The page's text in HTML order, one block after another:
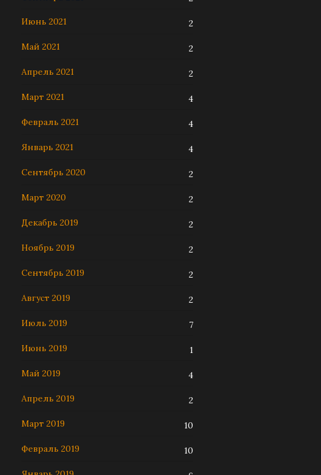
Июнь 2021 2
Май 2021 2
Апрель 2021 2
Март 2021 4
Февраль 2021 4
Январь 2021 4
Сентябрь 2020 2
Март 2020 2
Декабрь 2019 2
Ноябрь 2019 2
Сентябрь 2019 2
Август 2019 2
Июль 2019 7
Июнь 2019 1
Май 2019 4
Апрель 2019 2
Март 2019 10
Февраль 2019 10